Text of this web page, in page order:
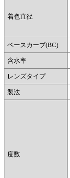
着色直径
ベースカーブ(BC)
含水率
レンズタイプ
製法
度数